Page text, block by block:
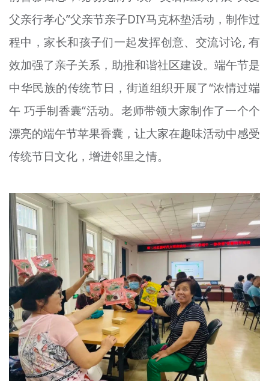
父亲行孝心”父亲节亲子DIY马克杯垫活动，制作过
程中，家长和孩子们一起发挥创意、交流讨论, 有
效加强了亲子关系，助推和谐社区建设。端午节是
中华民族的传统节日，街道组织开展了“浓情过端
午 巧手制香囊“活动。老师带领大家制作了一个个
漂亮的端午节苹果香囊，让大家在趣味活动中感受
传统节日文化，增进邻里之情。